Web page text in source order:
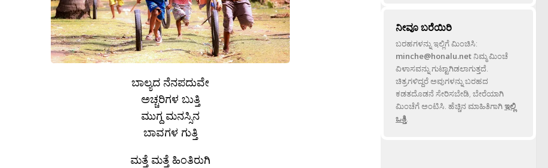
ಬಾಲ್ಯದ ನೆನಪದುವೇ
ಅಚ್ಚರಿಗಳ ಬುತ್ತಿ
ಮುಗ್ದ ಮನಸ್ಸಿನ
ಬಾವಗಳ ಗುತ್ತಿ
ಮತ್ತೆ ಮತ್ತೆ ಹಿಂತಿರುಗಿ
ನೀವೂ ಬರೆಯಿರಿ
ಬರಹಗಳನ್ನು ಇಲ್ಲಿಗೆ ಮಿಂಚಿಸಿ:
minche@honalu.netನಿಮ್ಮ ಮಿಂಚೆ
ವಿಳಾಸವನ್ನು ಗುಟ್ಟಾಗಿಡಲಾಗುತ್ತದೆ.
ಚಿತ್ರಗಳಿದ್ದರೆ ಅವುಗಳನ್ನು ಬರಹದ
ಕಡತದೊಡನೆ ಸೇರಿಸಬೇಡಿ, ಬೇರೆಯಾಗಿ
ಮಿಂಚೆಗೆ ಅಂಟಿಸಿ. ಹೆಚ್ಚಿನ ಮಾಹಿತಿಗಾಗಿಇಲ್ಲಿ
ಒತ್ತಿ.